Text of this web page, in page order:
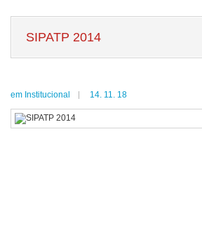
SIPATP 2014
em Institucional 14. 11. 18